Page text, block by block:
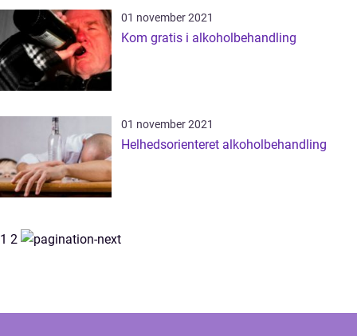
01 november 2021
Kom gratis i alkoholbehandling
01 november 2021
Helhedsorienteret alkoholbehandling
1 2